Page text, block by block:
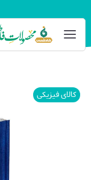
کالای فیزیکی